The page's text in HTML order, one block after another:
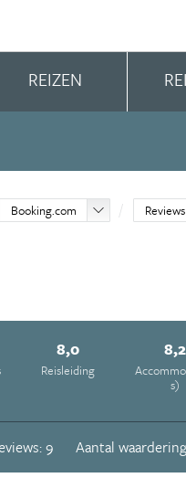
REIZEN
Booking.com Reviews
8,0
Reisleiding
8,2
s)
9 Aantal